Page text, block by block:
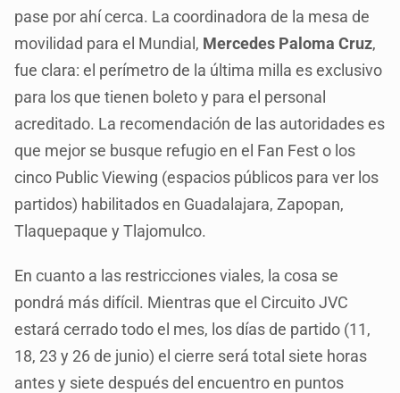
pase por ahí cerca. La coordinadora de la mesa de
movilidad para el Mundial, Mercedes Paloma Cruz,
fue clara: el perímetro de la última milla es exclusivo
para los que tienen boleto y para el personal
acreditado. La recomendación de las autoridades es
que mejor se busque refugio en el Fan Fest o los
cinco Public Viewing (espacios públicos para ver los
partidos) habilitados en Guadalajara, Zapopan,
Tlaquepaque y Tlajomulco.
En cuanto a las restricciones viales, la cosa se
pondrá más difícil. Mientras que el Circuito JVC
estará cerrado todo el mes, los días de partido (11,
18, 23 y 26 de junio) el cierre será total siete horas
antes y siete después del encuentro en puntos